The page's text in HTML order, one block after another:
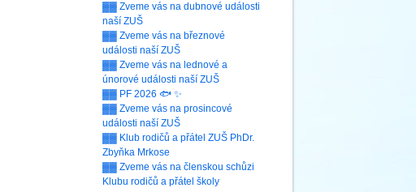
▓▓ Zveme vás na dubnové události
naší ZUŠ
▓▓ Zveme vás na březnové
události naší ZUŠ
▓▓ Zveme vás na lednové a
únorové události naší ZUŠ
▓▓ PF 2026 🐟 ✨
▓▓ Zveme vás na prosincové
události naší ZUŠ
▓▓ Klub rodičů a přátel ZUŠ PhDr.
Zbyňka Mrkose
▓▓ Zveme vás na členskou schůzi
Klubu rodičů a přátel školy